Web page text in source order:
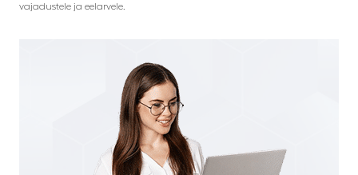
vajadustele ja eelarvele.